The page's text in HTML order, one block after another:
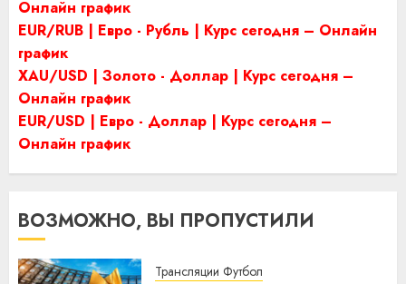
Онлайн график
EUR/RUB | Евро - Рубль | Курс сегодня – Онлайн
график
XAU/USD | Золото - Доллар | Курс сегодня –
Онлайн график
EUR/USD | Евро - Доллар | Курс сегодня –
Онлайн график
ВОЗМОЖНО, ВЫ ПРОПУСТИЛИ
Трансляции Футбол